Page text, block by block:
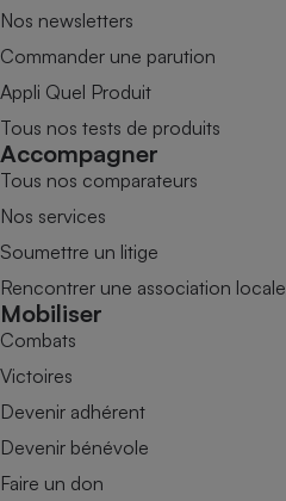
Nos newsletters
Commander une parution
Appli Quel Produit
Tous nos tests de produits
Accompagner
Tous nos comparateurs
Nos services
Soumettre un litige
Rencontrer une association locale
Mobiliser
Combats
Victoires
Devenir adhérent
Devenir bénévole
Faire un don